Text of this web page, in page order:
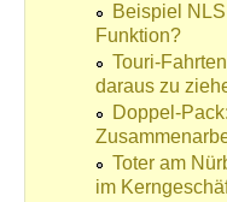
Beispiel
Funktion?
Touri-
daraus zu
Doppel-
Toter am
im